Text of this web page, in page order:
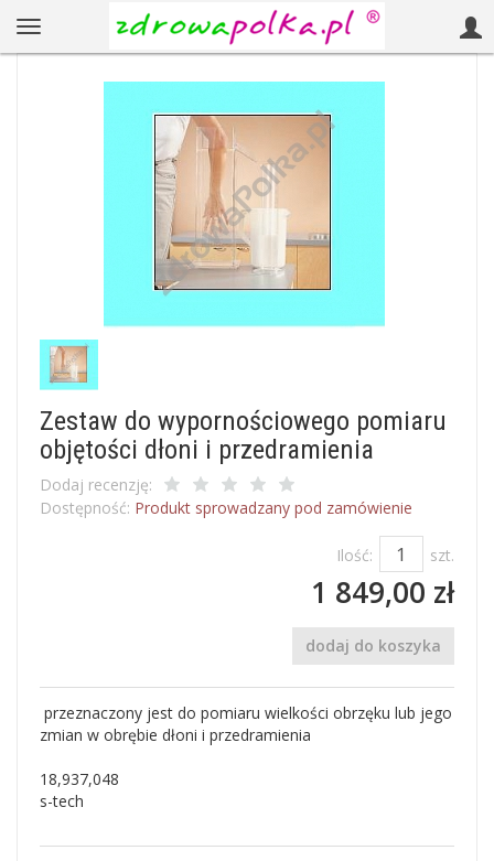
Zestaw do wypornościowego pomiaru
objętości dłoni i przedramienia
Dodaj recenzję:
Dostępność: Produkt sprowadzany pod zamówienie
Ilość: szt.
1 849,00 zł
dodaj do koszyka
przeznaczony jest do pomiaru wielkości obrzęku lub jego
zmian w obrębie dłoni i przedramienia
18,937,048
s-tech